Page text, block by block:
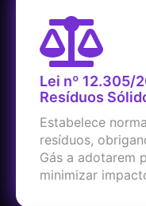
Lei nº 12.305/
Resíduos
Estabelece
resíduos,
Gás a adotarem
minimizar